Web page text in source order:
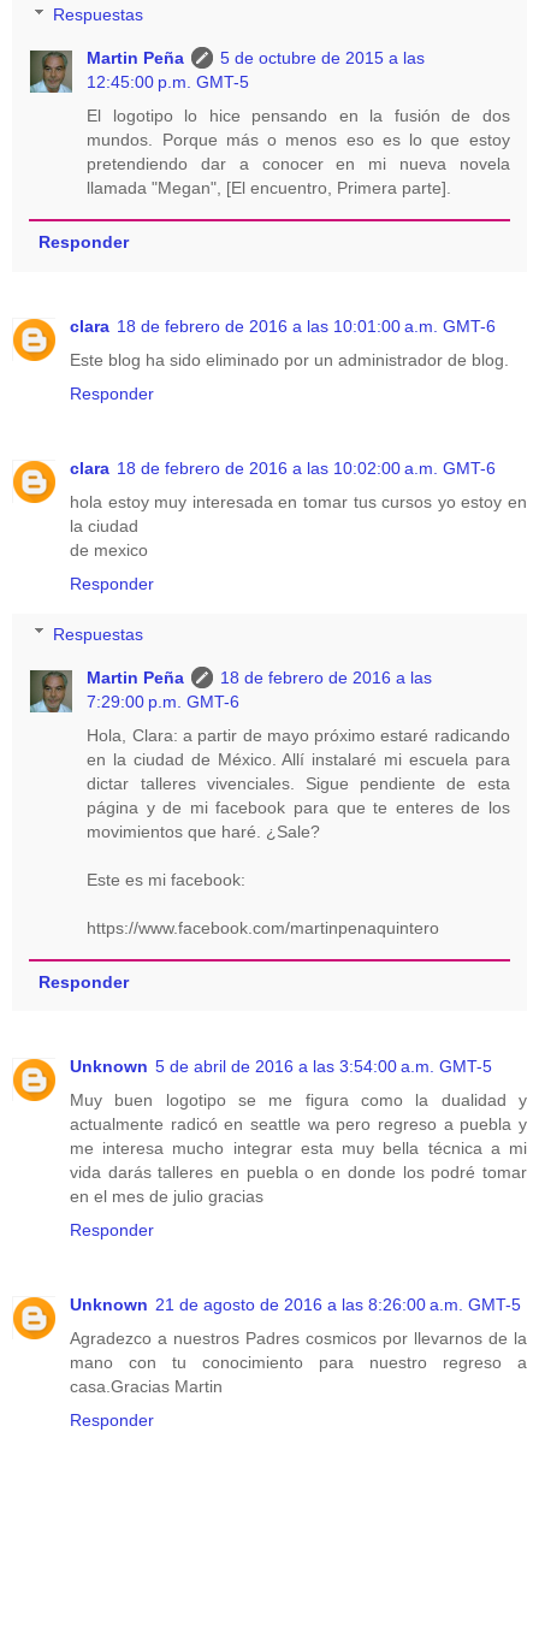
Respuestas
Martin Peña
5 de octubre de 2015 a las
12:45:00 p.m. GMT-5
El logotipo lo hice pensando en la fusión de dos
mundos. Porque más o menos eso es lo que estoy
pretendiendo dar a conocer en mi nueva novela
llamada "Megan", [El encuentro, Primera parte].
Responder
clara 18 de febrero de 2016 a las 10:01:00 a.m. GMT-6
Este blog ha sido eliminado por un administrador de blog.
Responder
clara 18 de febrero de 2016 a las 10:02:00 a.m. GMT-6
hola estoy muy interesada en tomar tus cursos yo estoy en
la ciudad
de mexico
Responder
Respuestas
Martin Peña
18 de febrero de 2016 a las
7:29:00 p.m. GMT-6
Hola, Clara: a partir de mayo próximo estaré radicando
en la ciudad de México. Allí instalaré mi escuela para
dictar talleres vivenciales. Sigue pendiente de esta
página y de mi facebook para que te enteres de los
movimientos que haré. ¿Sale?
Este es mi facebook:
https://www.facebook.com/martinpenaquintero
Responder
Unknown 5 de abril de 2016 a las 3:54:00 a.m. GMT-5
Muy buen logotipo se me figura como la dualidad y
actualmente radicó en seattle wa pero regreso a puebla y
me interesa mucho integrar esta muy bella técnica a mi
vida darás talleres en puebla o en donde los podré tomar
en el mes de julio gracias
Responder
Unknown 21 de agosto de 2016 a las 8:26:00 a.m. GMT-5
Agradezco a nuestros Padres cosmicos por llevarnos de la
mano con tu conocimiento para nuestro regreso a
casa.Gracias Martin
Responder